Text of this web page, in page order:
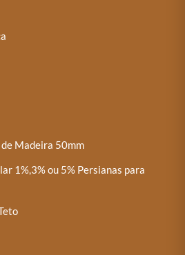
Madeira 50mm
1%,3% ou 5% Persianas para